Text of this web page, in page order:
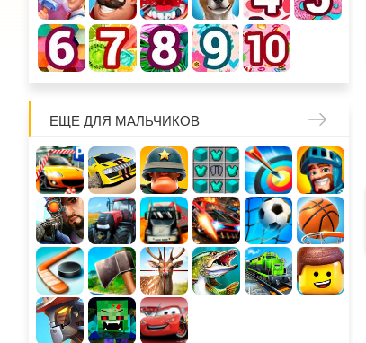
ЕЩЕ ДЛЯ МАЛЬЧИКОВ